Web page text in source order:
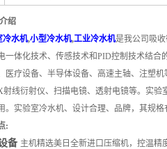
绍
冷水机,小型冷水机,工业冷水机是我公司吸
一体化技术、传感技术和PID控制技术结
医疗设备、半导体设备、高速主轴、注塑
射线衍射仪、扫描电镜、透射电镜等。 实验
。 实验室冷水机、设计合理、品牌，其规
:
备 主机精选美日全新进口压缩机，控温精